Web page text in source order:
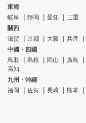
東海
岐阜
靜岡 愛知
三重
關西
滋贺
京都 大阪 兵库
中國・四國
鳥取
島根 岡山 廣島
高知
九州・沖繩
福岡
佐賀 長崎 熊本